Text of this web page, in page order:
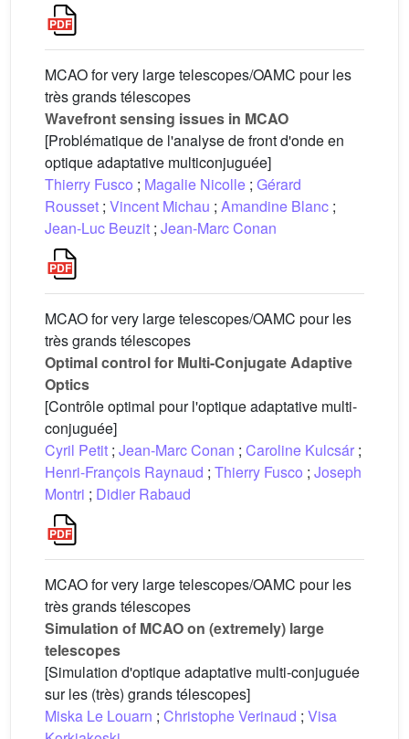
MCAO for very large telescopes/OAMC pour les
très grands télescopes
Wavefront sensing issues in MCAO
[Problématique de l'analyse de front d'onde en
optique adaptative multiconjuguée]
Thierry Fusco ; Magalie Nicolle ; Gérard
Rousset ; Vincent Michau ; Amandine Blanc ;
Jean-Luc Beuzit ; Jean-Marc Conan
MCAO for very large telescopes/OAMC pour les
très grands télescopes
Optimal control for Multi-Conjugate Adaptive
Optics
[Contrôle optimal pour l'optique adaptative multi-
conjuguée]
Cyril Petit ; Jean-Marc Conan ; Caroline Kulcsár ;
Henri-François Raynaud ; Thierry Fusco ; Joseph
Montri ; Didier Rabaud
MCAO for very large telescopes/OAMC pour les
très grands télescopes
Simulation of MCAO on (extremely) large
telescopes
[Simulation d'optique adaptative multi-conjuguée
sur les (très) grands télescopes]
Miska Le Louarn ; Christophe Verinaud ; Visa